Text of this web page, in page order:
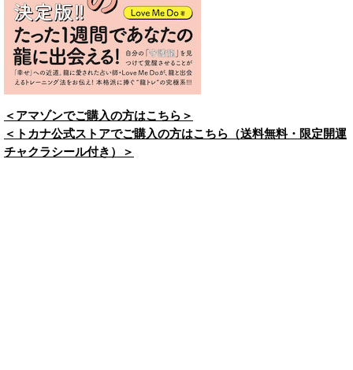
＜アマゾンでご購入の方はこちら＞
＜トカナ公式ストアでご購入の方はこちら（送料無料・限定開運
チャクラシール付き）＞